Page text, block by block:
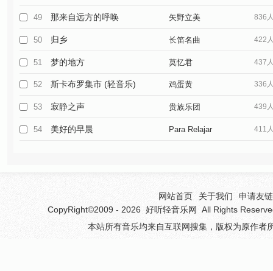
49 那来自远方的呼唤 矢野立美 836
50 归乡 长笛名曲 422
51 梦的地方 莫忆君 437
52 斯卡布罗集市 (轻音乐) 鸡蛋黄 336
53 寂静之声 贵族乐团 439
54 美好的早晨 Para Relajar 411
网站首页 关于我们
申请友
CopyRight©2009 - 2026 好听轻音乐网
All Rights
本站所有音乐均来自互联网搜集，版权为原作者